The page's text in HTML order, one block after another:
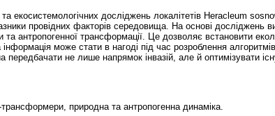
та екосистемологічних досліджень локалітетів Heracleum
провідних факторів середовища. На основі досліджень
та антропогенної трансформації. Це дозволяє встановити
може стати в нагоді під час розроблення
не лише напрямок інвазій, але й оптимізувати
трансформери, природна та антропогенна динаміка.